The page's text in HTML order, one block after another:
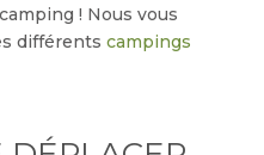
! Nous vous
différents campings